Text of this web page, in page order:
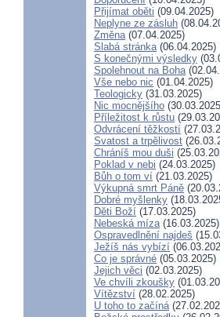
Přijímat oběti (09.04.2025)
Neplyne ze zásluh
Změna(07.04.2025)
Slabá stránka(06.04.2025)
S konečnými výsledky
Spolehnout na Boha
Vše nebo nic (01.04.2025)
Teologicky (31.03.2025)
Nic mocnějšího
Příležitost k růstu
Odvrácení těžkostí
Svatost a trpělivost
Chráníš mou duši
Poklad v nebi (24.03.2025)
Bůh o tom ví (21.03.2025)
Výkupná smrt Páně
Dobré myšlenky
Děti Boží (17.03.2025)
Nebeská míza(16.03.2025)
Ospravedlnění najdeš
Ježíš nás vybízí
Co je správné (05.03.2025)
Jejich věci (02.03.2025)
Ve chvíli zkoušky
Vítězství (28.02.2025)
U toho to začíná